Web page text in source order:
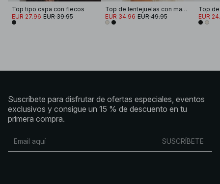
Top tipo capa con flecos
EUR 27.96 EUR 39.95
Top de lentejuelas con mangas abullonadas
EUR 34.96 EUR 49.95 EUR
Suscríbete para disfrutar de ofertas especiales, eventos
exclusivos y consigue un 15 % de descuento en tu
primera compra.
SUSCRÍBETE